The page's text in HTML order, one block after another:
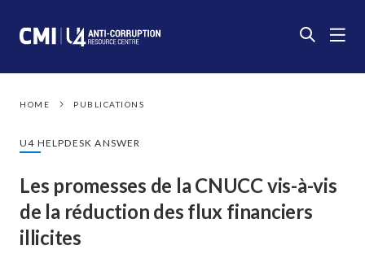
HOME PUBLICATIONS
U4 HELPDESK ANSWER
Les promesses de la CNUCC vis-à-vis
de la réduction des flux financiers
illicites